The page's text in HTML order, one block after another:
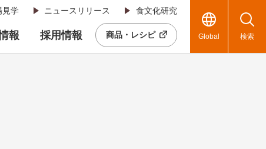
見学 ニュースリリース 食文化研究
報 採用情報 商品・レシピ Global 検索